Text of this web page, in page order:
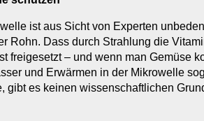
ist aus Sicht von Experten
Rohn. Dass durch Strahlung die
freigesetzt – und wenn man Gemüse
und Erwärmen in der Mikrowelle
gibt es keinen wissenschaftlichen